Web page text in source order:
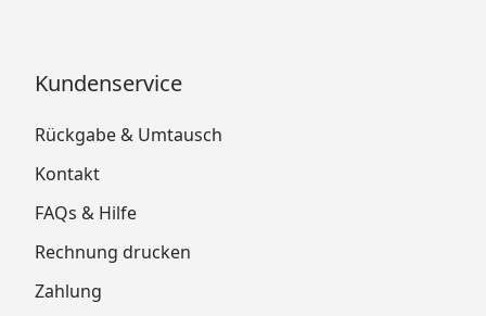
Kundenservice
Rückgabe & Umtausch
Kontakt
FAQs & Hilfe
Rechnung drucken
Zahlung